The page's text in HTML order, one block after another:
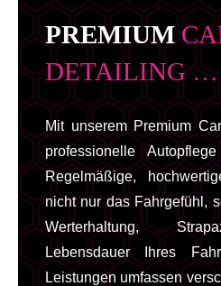
PREMIUM
DETAILING …
Mit unserem Premium
professionelle
Regelmäßige,
nicht nur das Fahrgefühl,
Werterhaltung,
Lebensdauer Ihres
Leistungen umfassen